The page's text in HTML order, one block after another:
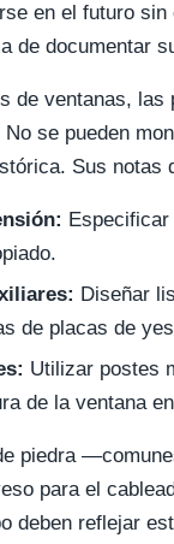
en el futuro
de documentar
de ventanas,
se pueden
Sus
Diseñar
de placas de
Utilizar postes
de la ventana
piedra
para el
deben reflejar